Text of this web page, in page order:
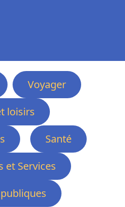
Voyager
loisirs
Santé
et Services